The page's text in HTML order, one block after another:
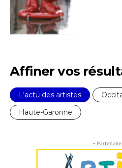
J'accepte les
Affiner vos
L'actu des artistes
Haute-Garonne
-